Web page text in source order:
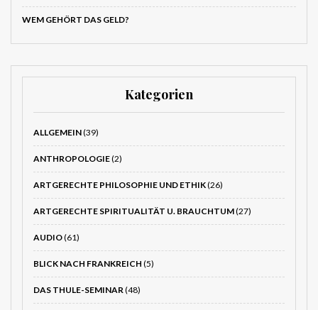
WEM GEHÖRT DAS GELD?
Kategorien
ALLGEMEIN(39)
ANTHROPOLOGIE(2)
ARTGERECHTE PHILOSOPHIE UND ETHIK(26)
ARTGERECHTE SPIRITUALITÄT U. BRAUCHTUM(27)
AUDIO(61)
BLICK NACH FRANKREICH (5)
DAS THULE-SEMINAR(48)